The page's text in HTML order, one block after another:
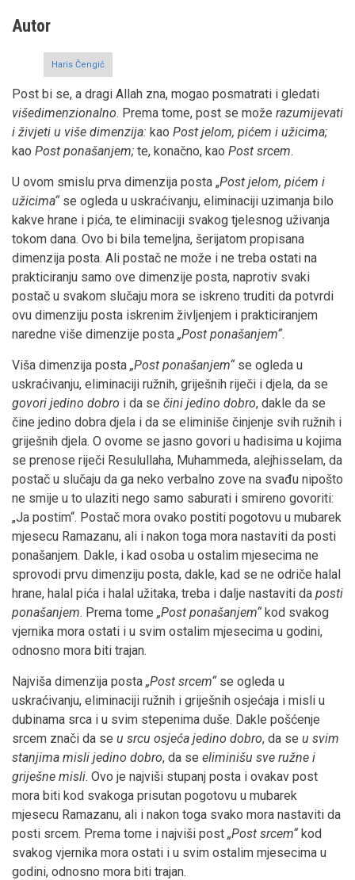
Autor
Haris Čengić
Post bi se, a dragi Allah zna, mogao posmatrati i gledati
višedimenzionalno. Prema tome, post se može razumijevati
i živjeti u više dimenzija: kao Post jelom, pićem i užicima;
kao Post ponašanjem; te, konačno, kao Post srcem.
U ovom smislu prva dimenzija posta „Post jelom, pićem i
užicima“se ogleda u uskraćivanju, eliminaciji uzimanja bilo
kakve hrane i pića, te eliminaciji svakog tjelesnog uživanja
tokom dana. Ovo bi bila temeljna, šerijatom propisana
dimenzija posta. Ali postač ne može i ne treba ostati na
prakticiranju samo ove dimenzije posta, naprotiv svaki
postač u svakom slučaju mora se iskreno truditi da potvrdi
ovu dimenziju posta iskrenim življenjem i prakticiranjem
naredne više dimenzije posta „Post ponašanjem“.
Viša dimenzija posta „Post ponašanjem“se ogleda u
uskraćivanju, eliminaciji ružnih, griješnih riječi i djela, da se
govori jedino dobro i da se čini jedino dobro, dakle da se
čine jedino dobra djela i da se eliminiše činjenje svih ružnih i
griješnih djela. O ovome se jasno govori u hadisima u kojima
se prenose riječi Resulullaha, Muhammeda, alejhisselam, da
postač u slučaju da ga neko verbalno zove na svađu nipošto
ne smije u to ulaziti nego samo saburati i smireno govoriti:
„Ja postim“. Postač mora ovako postiti pogotovu u mubarek
mjesecu Ramazanu, ali i nakon toga mora nastaviti da posti
ponašanjem. Dakle, i kad osoba u ostalim mjesecima ne
sprovodi prvu dimenziju posta, dakle, kad se ne odriče halal
hrane, halal pića i halal užitaka, treba i dalje nastaviti da posti
ponašanjem. Prema tome „Post ponašanjem“kod svakog
vjernika mora ostati i u svim ostalim mjesecima u godini,
odnosno mora biti trajan.
Najviša dimenzija posta „Post srcem“se ogleda u
uskraćivanju, eliminaciji ružnih i griješnih osjećaja i misli u
dubinama srca i u svim stepenima duše. Dakle pošćenje
srcem znači da se u srcu osjeća jedino dobro, da se u svim
stanjima misli jedino dobro, da se eliminišu sve ružne i
griješne misli. Ovo je najviši stupanj posta i ovakav post
mora biti kod svakoga prisutan pogotovu u mubarek
mjesecu Ramazanu, ali i nakon toga svako mora nastaviti da
posti srcem. Prema tome i najviši post „Post srcem“kod
svakog vjernika mora ostati i u svim ostalim mjesecima u
godini, odnosno mora biti trajan.